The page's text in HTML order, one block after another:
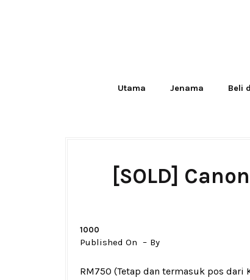
Utama Jenama Beli
[SOLD]
1000
Published On By
RM750 (Tetap dan termasuk pos dari